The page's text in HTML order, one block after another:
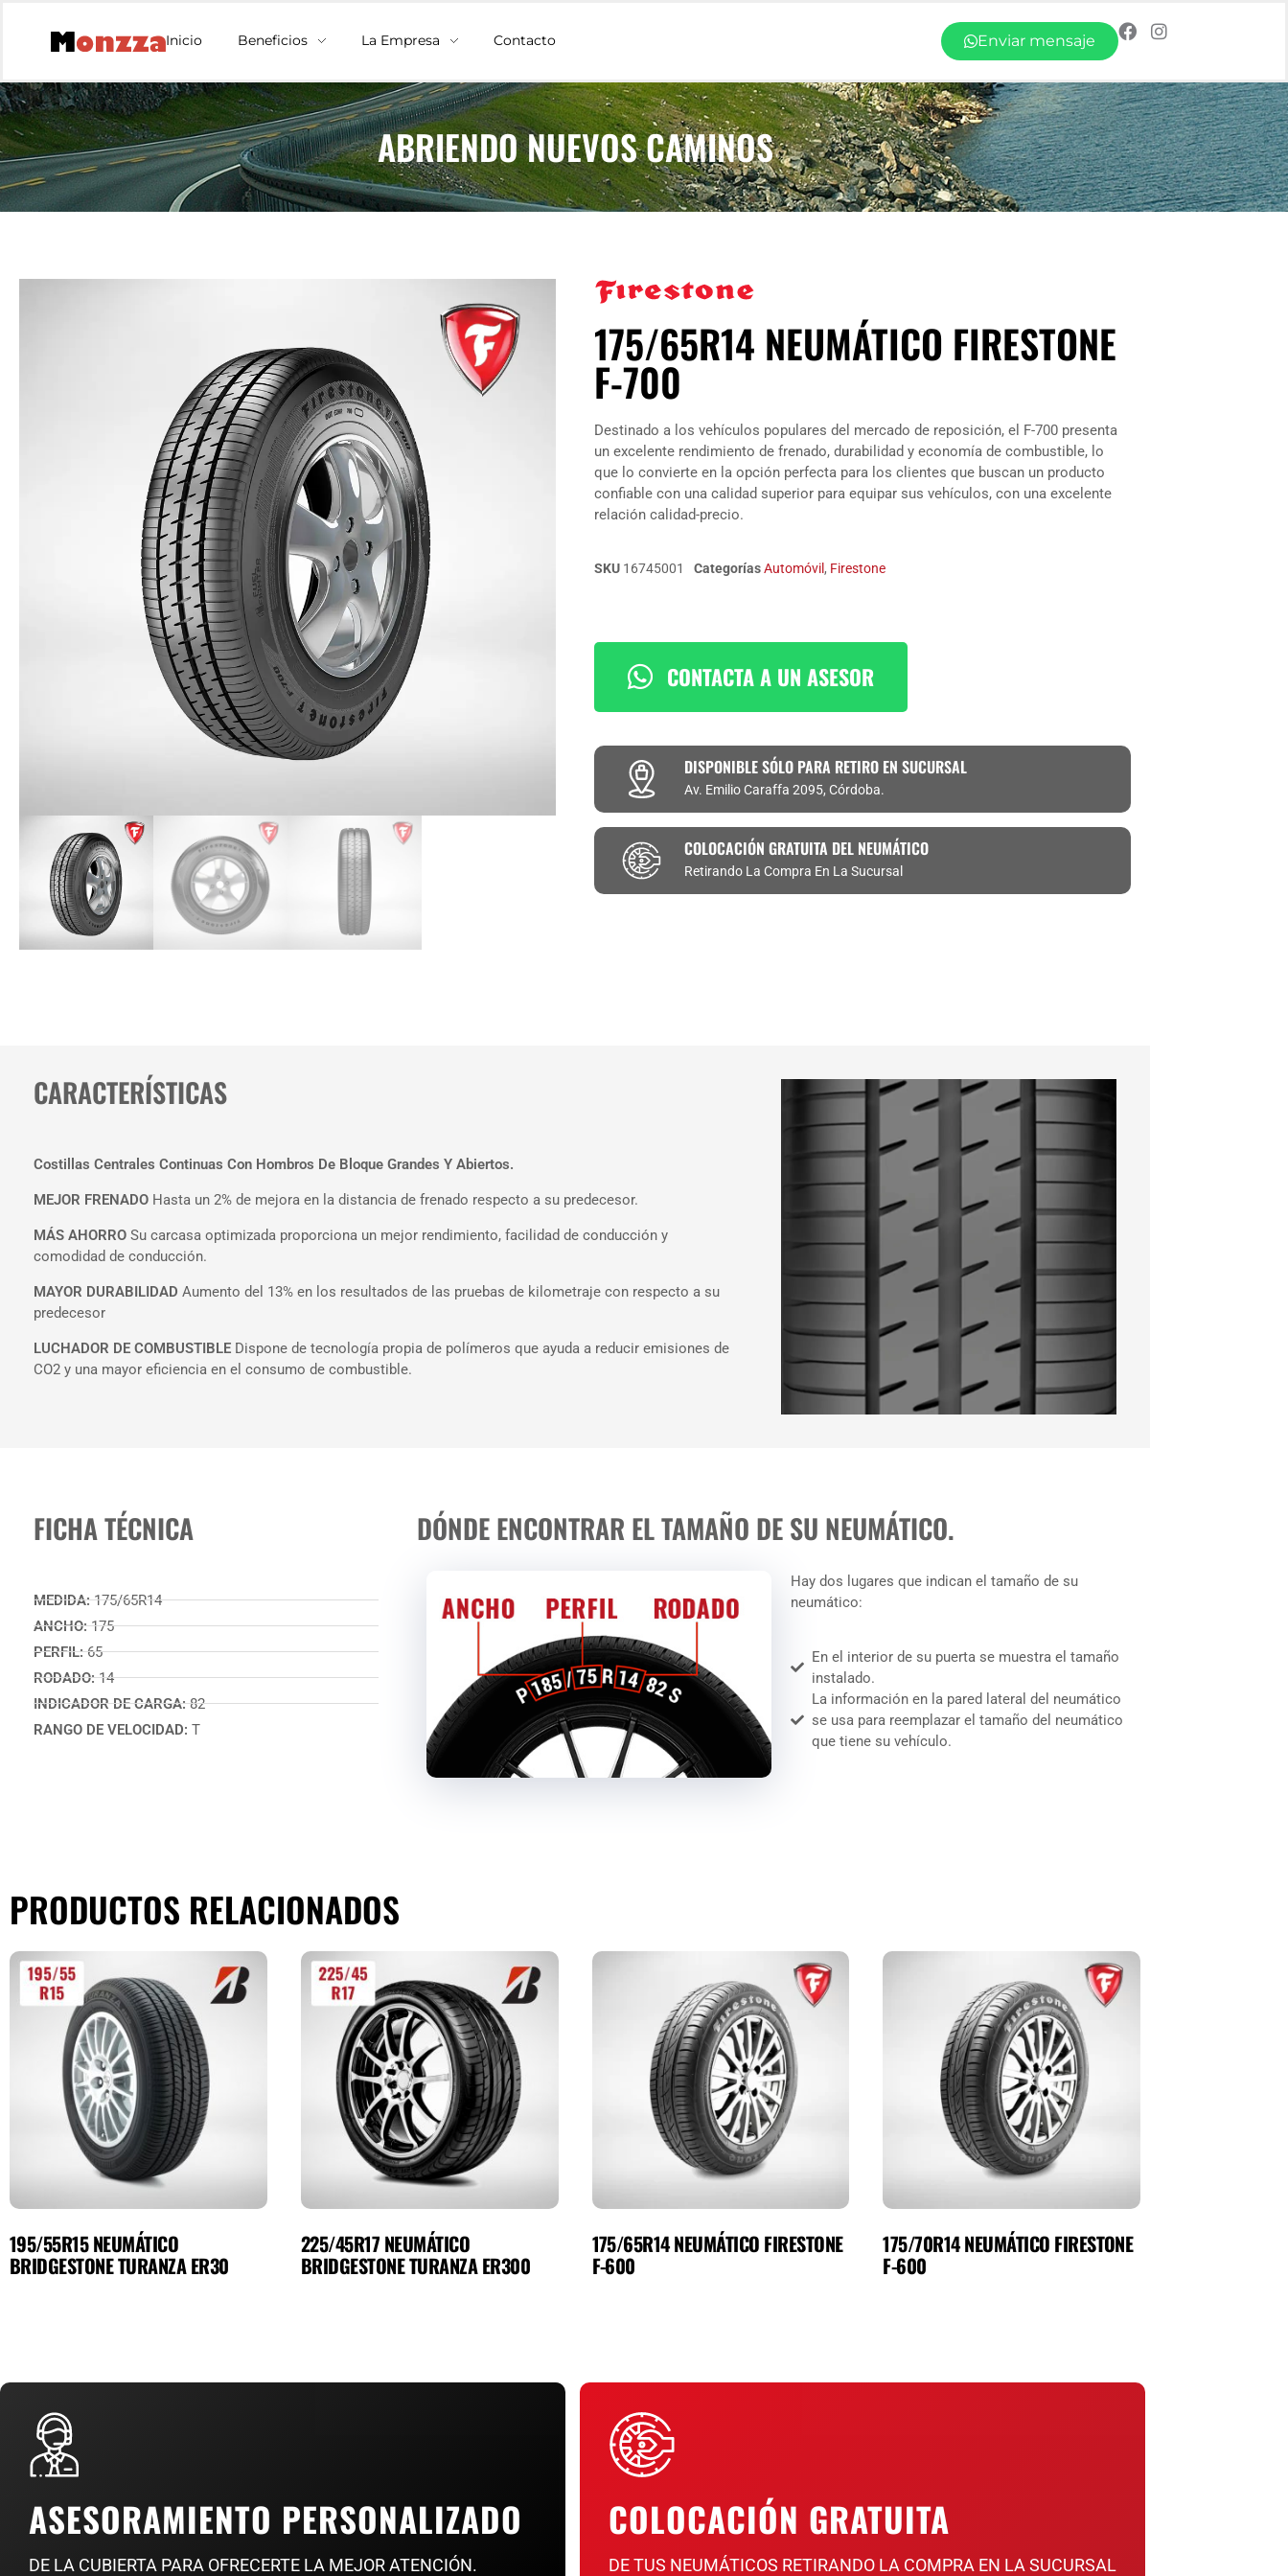
Inicio Beneficios La Empresa Contacto Enviar mensaje
ABRIENDO NUEVOS CAMINOS
175/65R14 NEUMÁTICO FIRESTONE
F-700
Destinado a los vehículos populares del mercado de reposición, el F-700 presenta
un excelente rendimiento de frenado, durabilidad y economía de combustible, lo
que lo convierte en la opción perfecta para los clientes que buscan un producto
confiable con una calidad superior para equipar sus vehículos, con una excelente
relación calidad-precio.
SKU 16745001 CategoríasAutomóvil , Firestone
CONTACTA A UN ASESOR
DISPONIBLE SÓLO PARA RETIRO EN SUCURSAL
Av. Emilio Caraffa 2095, Córdoba.
COLOCACIÓN GRATUITA DEL NEUMÁTICO
Retirando La Compra En La Sucursal
CARACTERÍSTICAS
Costillas Centrales Continuas Con Hombros De Bloque Grandes Y Abiertos.
MEJOR FRENADO Hasta un 2% de mejora en la distancia de frenado respecto a su predecesor.
MÁS AHORRO Su carcasa optimizada proporciona un mejor rendimiento, facilidad de conducción y
comodidad de conducción.
MAYOR DURABILIDAD Aumento del 13% en los resultados de las pruebas de kilometraje con respecto a su
predecesor
LUCHADOR DE COMBUSTIBLE Dispone de tecnología propia de polímeros que ayuda a reducir emisiones de
CO2 y una mayor eficiencia en el consumo de combustible.
FICHA TÉCNICA
MEDIDA:175/65R14
ANCHO:175
PERFIL:65
RODADO:14
INDICADOR DE CARGA:82
RANGO DE VELOCIDAD: T
DÓNDE ENCONTRAR EL TAMAÑO DE SU NEUMÁTICO.
Hay dos lugares que indican el tamaño de su
neumático:
En el interior de su puerta se muestra el tamaño
instalado.
La información en la pared lateral del neumático
se usa para reemplazar el tamaño del neumático
que tiene su vehículo.
PRODUCTOS RELACIONADOS
195/55R15 NEUMÁTICO
BRIDGESTONE TURANZA ER30
225/45R17 NEUMÁTICO
BRIDGESTONE TURANZA ER300
175/65R14 NEUMÁTICO FIRESTONE
F-600
175/70R14 NEUMÁTICO FIRESTONE
F-600
ASESORAMIENTO PERSONALIZADO
DE LA CUBIERTA PARA OFRECERTE LA MEJOR ATENCIÓN.
COLOCACIÓN GRATUITA
DE TUS NEUMÁTICOS RETIRANDO LA COMPRA EN LA SUCURSAL